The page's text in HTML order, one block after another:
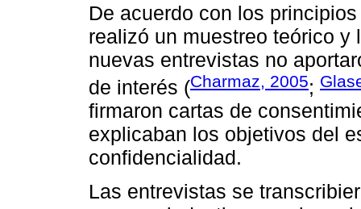
De acuerdo con los
realizó un muestreo teórico
nuevas entrevistas no
de interés (Charmaz, 2005;
firmaron cartas de
explicaban los objetivos del
confidencialidad.
Las entrevistas se